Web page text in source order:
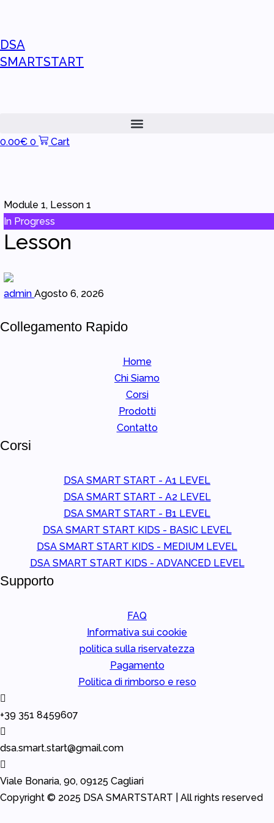
DSA
SMARTSTART
0.00€ 0 Cart
Module 1, Lesson 1
In Progress
Lesson
adminAgosto 6, 2026
Collegamento Rapido
Home
Chi Siamo
Corsi
Prodotti
Contatto
Corsi
DSA SMART START - A1 LEVEL
DSA SMART START - A2 LEVEL
DSA SMART START - B1 LEVEL
DSA SMART START KIDS - BASIC LEVEL
DSA SMART START KIDS - MEDIUM LEVEL
DSA SMART START KIDS - ADVANCED LEVEL
Supporto
FAQ
Informativa sui cookie
politica sulla riservatezza
Pagamento
Politica di rimborso e reso
+39 351 8459607
dsa.smart.start@gmail.com
Viale Bonaria, 90, 09125 Cagliari
Copyright © 2025 DSA SMARTSTART | All rights reserved